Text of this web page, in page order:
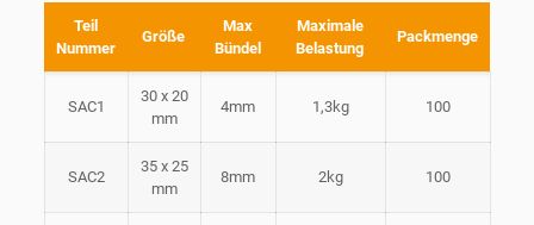
Teil
Nummer
Größe
Max
Bündel
Maximale
Belastung
Packmenge
SAC1
30 x 20
mm
4mm 1,3kg 100
SAC2
35 x 25
mm
8mm 2kg 100